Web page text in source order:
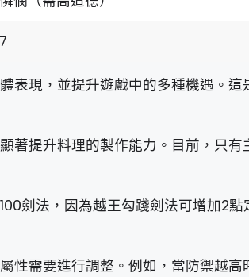
表現，並提升遊戲中的多種機遇。這
著提升料理的製作能力。目前，只
劍法，因為越王勾踐劍法可增加2
性需要進行調整。例如，當防禦越高